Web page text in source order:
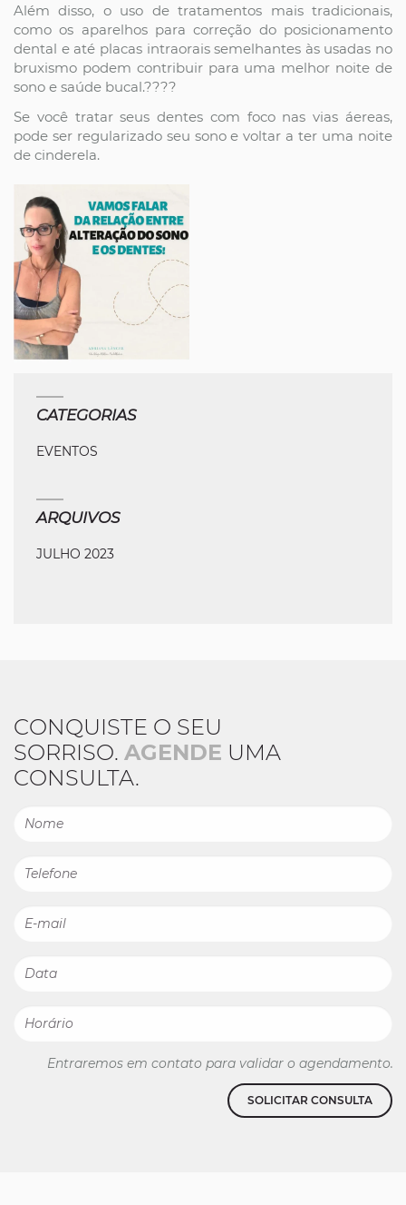
Além disso, o uso de tratamentos mais tradicionais,
como os aparelhos para correção do posicionamento
dental e até placas intraorais semelhantes às usadas no
bruxismo podem contribuir para uma melhor noite de
sono e saúde bucal.????
Se você tratar seus dentes com foco nas vias áereas,
pode ser regularizado seu sono e voltar a ter uma noite
de cinderela.
CATEGORIAS
EVENTOS
ARQUIVOS
JULHO 2023
CONQUISTE O SEU
SORRISO. AGENDE UMA
CONSULTA.
Entraremos em contato para validar o agendamento.
SOLICITAR CONSULTA